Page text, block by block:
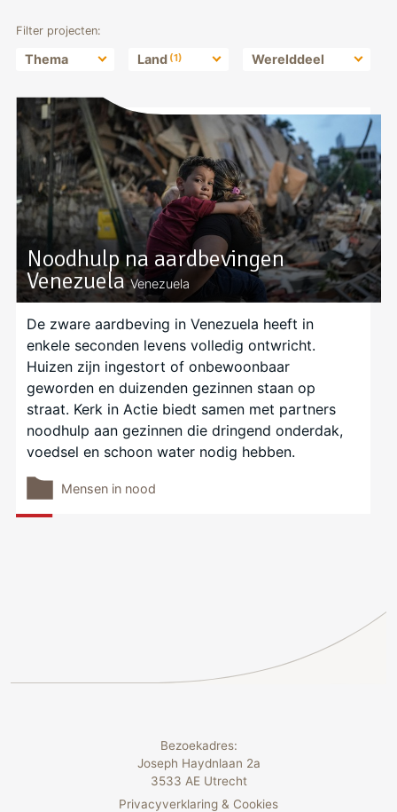
Filter projecten:
Thema Land (1) Werelddeel
Noodhulp na aardbevingen
VenezuelaVenezuela
De zware aardbeving in Venezuela heeft in
enkele seconden levens volledig ontwricht.
Huizen zijn ingestort of onbewoonbaar
geworden en duizenden gezinnen staan op
straat. Kerk in Actie biedt samen met partners
noodhulp aan gezinnen die dringend onderdak,
voedsel en schoon water nodig hebben.
Mensen in nood
Bezoekadres:
Joseph Haydnlaan 2a
3533 AE Utrecht
Privacyverklaring & Cookies